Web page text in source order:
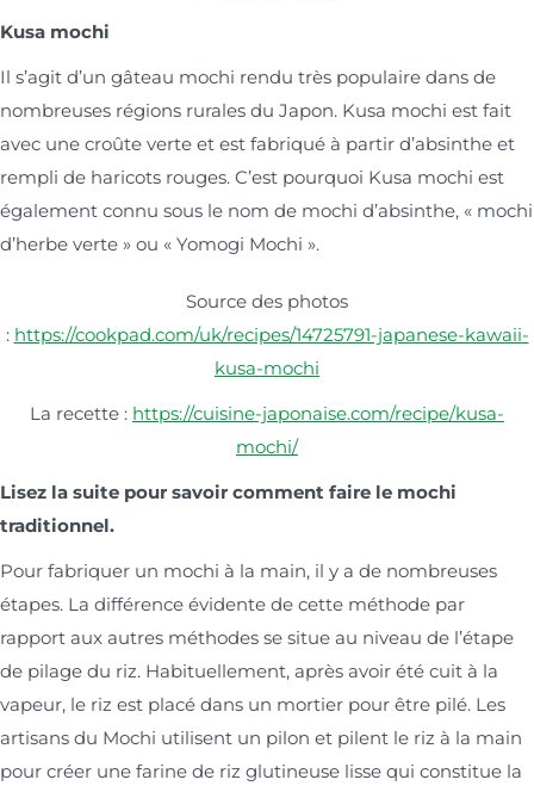
Kusa mochi
Il s’agit d’un gâteau mochi rendu très populaire dans de
nombreuses régions rurales du Japon. Kusa mochi est fait
avec une croûte verte et est fabriqué à partir d’absinthe et
rempli de haricots rouges. C’est pourquoi Kusa mochi est
également connu sous le nom de mochi d’absinthe, « mochi
d’herbe verte » ou « Yomogi Mochi ».
Source des photos
: https://cookpad.com/uk/recipes/14725791-japanese-kawaii-
kusa-mochi
La recette : https://cuisine-japonaise.com/recipe/kusa-
mochi/
Lisez la suite pour savoir comment faire le mochi
traditionnel.
Pour fabriquer un mochi à la main, il y a de nombreuses
étapes. La différence évidente de cette méthode par
rapport aux autres méthodes se situe au niveau de l’étape
de pilage du riz. Habituellement, après avoir été cuit à la
vapeur, le riz est placé dans un mortier pour être pilé. Les
artisans du Mochi utilisent un pilon et pilent le riz à la main
pour créer une farine de riz glutineuse lisse qui constitue la